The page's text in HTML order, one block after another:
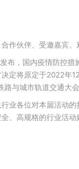
作伙伴、受邀嘉宾、
布，国内疫情防控
定将原定于2022年
路与城市轨道交通大
业各位对本届活动
、高规格的行业活